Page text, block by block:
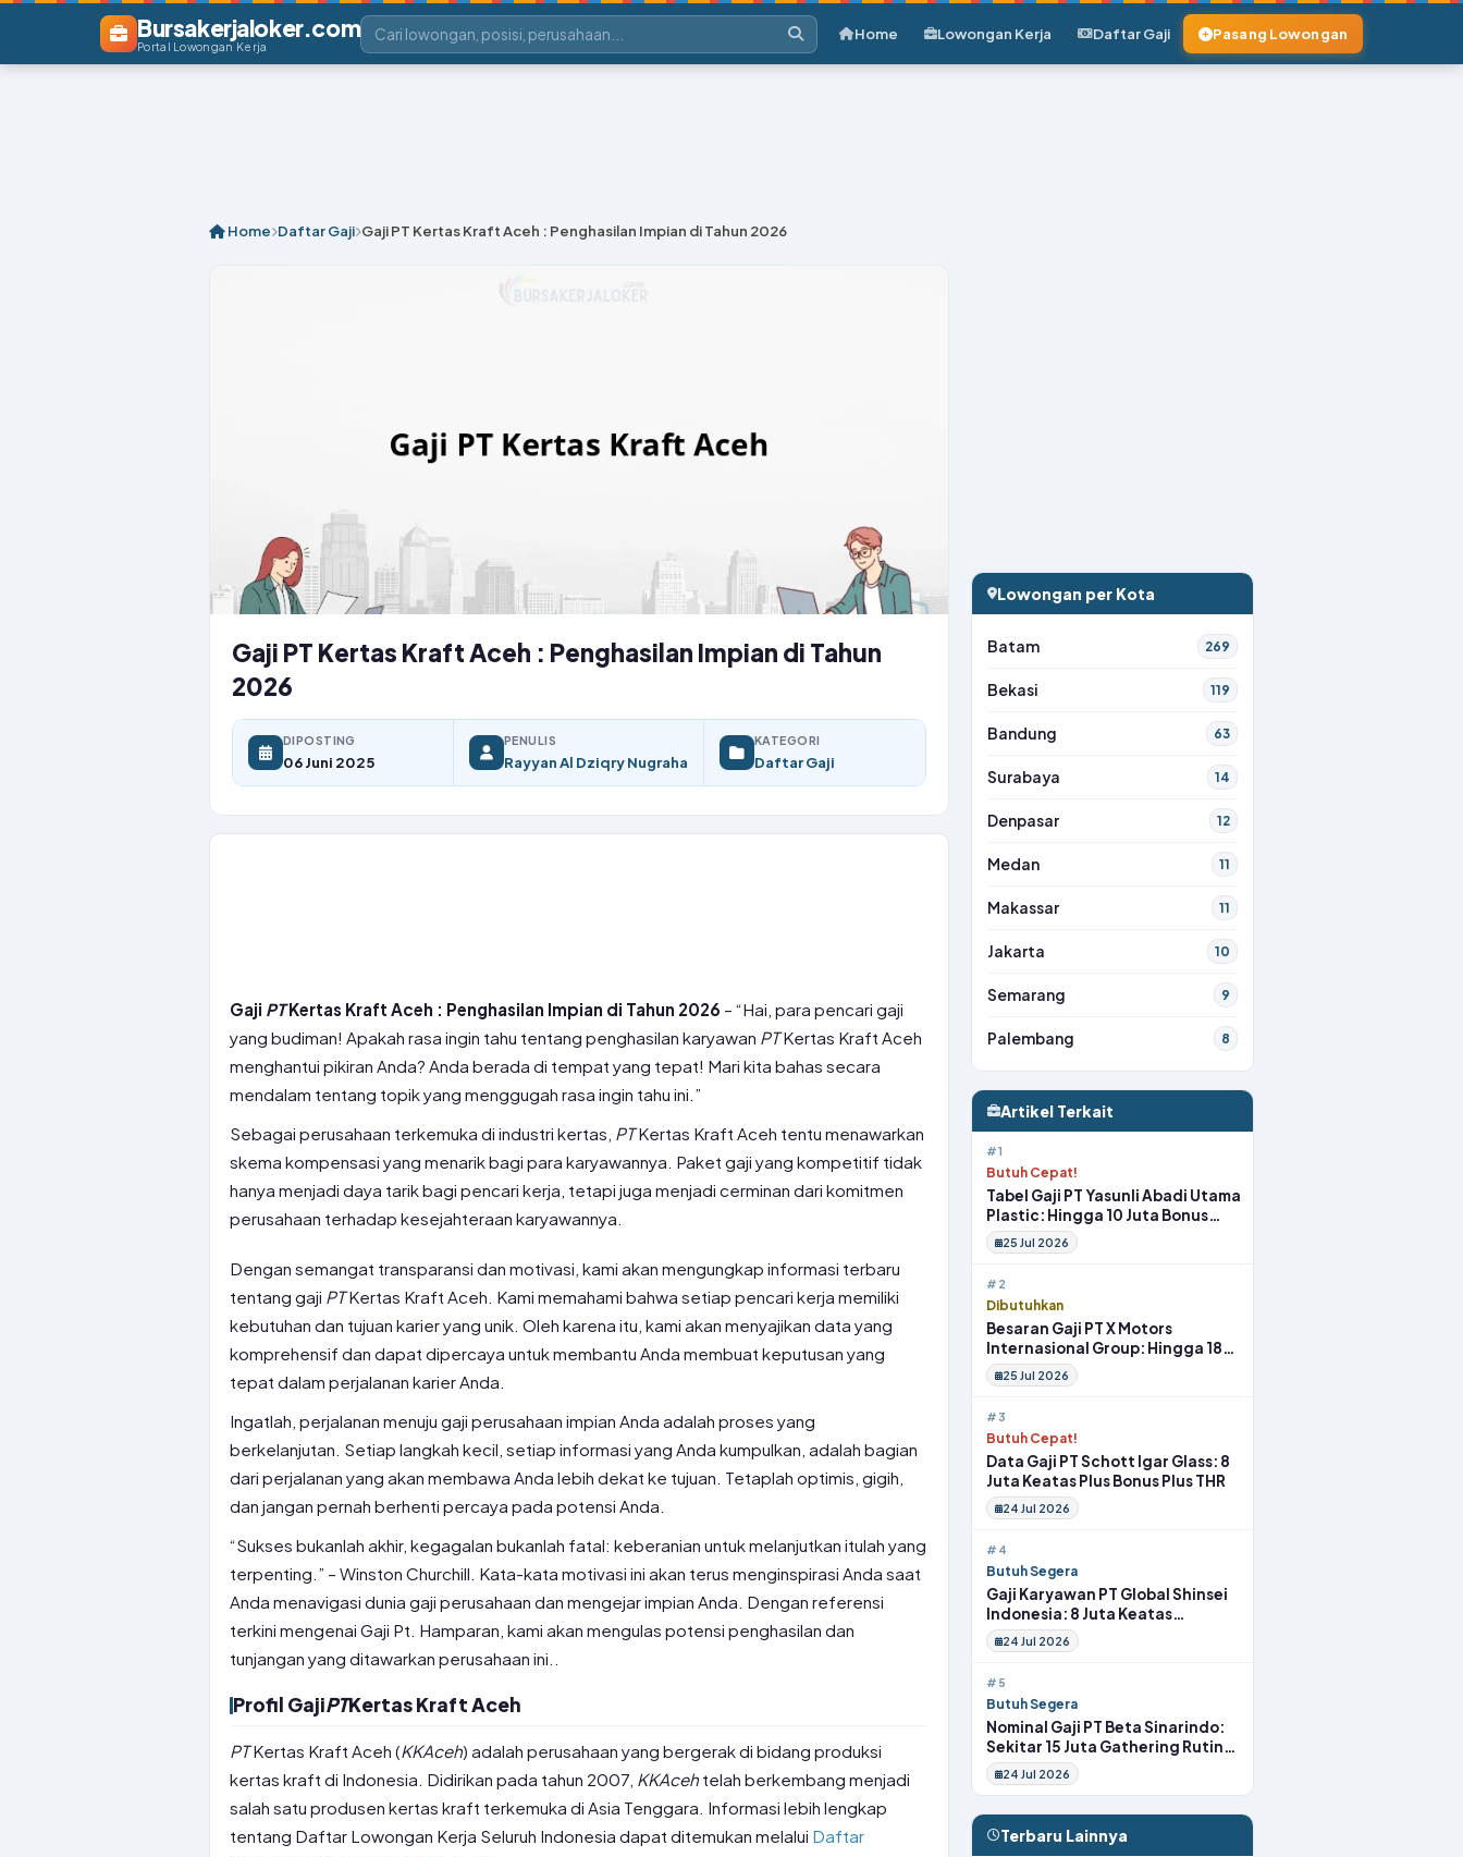
Bursakerjaloker.com
Portal Lowongan Kerja
Home Lowongan Kerja Daftar Gaji Pasang Lowongan
Home Daftar Gaji Gaji PT Kertas Kraft Aceh : Penghasilan Impian di Tahun 2026
Gaji PT Kertas Kraft Aceh : Penghasilan Impian di Tahun
2026
DIPOSTING
06 Juni 2025
PENULIS
Rayyan Al Dziqry Nugraha
KATEGORI
Daftar Gaji
Gaji PTKertas Kraft Aceh : Penghasilan Impian di Tahun 2026 – “Hai, para pencari gaji
yang budiman! Apakah rasa ingin tahu tentang penghasilan karyawan PTKertas Kraft Aceh
menghantui pikiran Anda? Anda berada di tempat yang tepat! Mari kita bahas secara
mendalam tentang topik yang menggugah rasa ingin tahu ini.”
Sebagai perusahaan terkemuka di industri kertas, PTKertas Kraft Aceh tentu menawarkan
skema kompensasi yang menarik bagi para karyawannya. Paket gaji yang kompetitif tidak
hanya menjadi daya tarik bagi pencari kerja, tetapi juga menjadi cerminan dari komitmen
perusahaan terhadap kesejahteraan karyawannya.
Dengan semangat transparansi dan motivasi, kami akan mengungkap informasi terbaru
tentang gaji PTKertas Kraft Aceh. Kami memahami bahwa setiap pencari kerja memiliki
kebutuhan dan tujuan karier yang unik. Oleh karena itu, kami akan menyajikan data yang
komprehensif dan dapat dipercaya untuk membantu Anda membuat keputusan yang
tepat dalam perjalanan karier Anda.
Ingatlah, perjalanan menuju gaji perusahaan impian Anda adalah proses yang
berkelanjutan. Setiap langkah kecil, setiap informasi yang Anda kumpulkan, adalah bagian
dari perjalanan yang akan membawa Anda lebih dekat ke tujuan. Tetaplah optimis, gigih,
dan jangan pernah berhenti percaya pada potensi Anda.
“Sukses bukanlah akhir, kegagalan bukanlah fatal: keberanian untuk melanjutkan itulah yang
terpenting.” – Winston Churchill. Kata-kata motivasi ini akan terus menginspirasi Anda saat
Anda menavigasi dunia gaji perusahaan dan mengejar impian Anda. Dengan referensi
terkini mengenai Gaji Pt. Hamparan, kami akan mengulas potensi penghasilan dan
tunjangan yang ditawarkan perusahaan ini..
Profil GajiPTKertas Kraft Aceh
PTKertas Kraft Aceh (KKAceh) adalah perusahaan yang bergerak di bidang produksi
kertas kraft di Indonesia. Didirikan pada tahun 2007, KKAceh telah berkembang menjadi
salah satu produsen kertas kraft terkemuka di Asia Tenggara. Informasi lebih lengkap
tentang Daftar Lowongan Kerja Seluruh Indonesia dapat ditemukan melalui Daftar
Lowongan per Kota
Batam 269
Bekasi 119
Bandung 63
Surabaya 14
Denpasar 12
Medan 11
Makassar 11
Jakarta 10
Semarang 9
Palembang 8
Artikel Terkait
#1
Butuh Cepat!
Tabel Gaji PT Yasunli Abadi Utama
Plastic: Hingga 10 Juta Bonus
Melimpah Lengkap Tunjangan
25 Jul 2026
#2
Dibutuhkan
Besaran Gaji PT X Motors
Internasional Group: Hingga 18
Juta Gym Membership Makan
Siang
25 Jul 2026
#3
Butuh Cepat!
Data Gaji PT Schott Igar Glass: 8
Juta Keatas Plus Bonus Plus THR
24 Jul 2026
#4
Butuh Segera
Gaji Karyawan PT Global Shinsei
Indonesia: 8 Juta Keatas
Tunjangan Komplit Uang
Transport
24 Jul 2026
#5
Butuh Segera
Nominal Gaji PT Beta Sinarindo:
Sekitar 15 Juta Gathering Rutin
Insentif Rutin
24 Jul 2026
Terbaru Lainnya